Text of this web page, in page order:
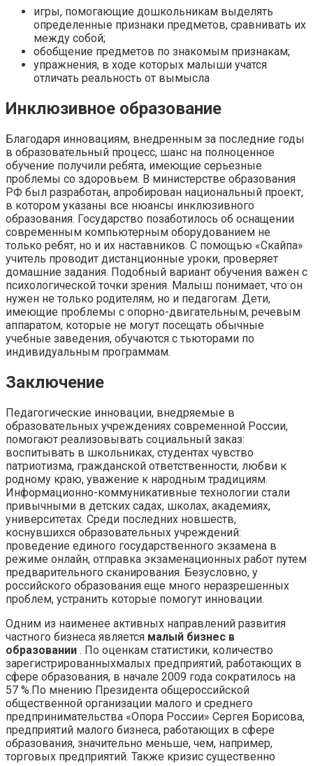
игры, помогающие дошкольникам выделять
определенные признаки предметов, сравнивать их
между собой;
обобщение предметов по знакомым признакам;
упражнения, в ходе которых малыши учатся
отличать реальность от вымысла
Инклюзивное образование
Благодаря инновациям, внедренным за последние годы
в образовательный процесс, шанс на полноценное
обучение получили ребята, имеющие серьезные
проблемы со здоровьем. В министерстве образования
РФ был разработан, апробирован национальный проект,
в котором указаны все нюансы инклюзивного
образования. Государство позаботилось об оснащении
современным компьютерным оборудованием не
только ребят, но и их наставников. С помощью «Скайпа»
учитель проводит дистанционные уроки, проверяет
домашние задания. Подобный вариант обучения важен с
психологической точки зрения. Малыш понимает, что он
нужен не только родителям, но и педагогам. Дети,
имеющие проблемы с опорно-двигательным, речевым
аппаратом, которые не могут посещать обычные
учебные заведения, обучаются с тьюторами по
индивидуальным программам.
Заключение
Педагогические инновации, внедряемые в
образовательных учреждениях современной России,
помогают реализовывать социальный заказ:
воспитывать в школьниках, студентах чувство
патриотизма, гражданской ответственности, любви к
родному краю, уважение к народным традициям.
Информационно-коммуникативные технологии стали
привычными в детских садах, школах, академиях,
университетах. Среди последних новшеств,
коснувшихся образовательных учреждений:
проведение единого государственного экзамена в
режиме онлайн, отправка экзаменационных работ путем
предварительного сканирования. Безусловно, у
российского образования еще много неразрешенных
проблем, устранить которые помогут инновации.
Одним из наименее активных направлений развития
частного бизнеса является малый бизнес в
образовании . По оценкам статистики, количество
зарегистрированныхмалых предприятий, работающих в
сфере образования, в начале 2009 года сократилось на
57 %.По мнению Президента общероссийской
общественной организации малого и среднего
предпринимательства «Опора России» Сергея Борисова,
предприятий малого бизнеса, работающих в сфере
образования, значительно меньше, чем, например,
торговых предприятий. Также кризис существенно